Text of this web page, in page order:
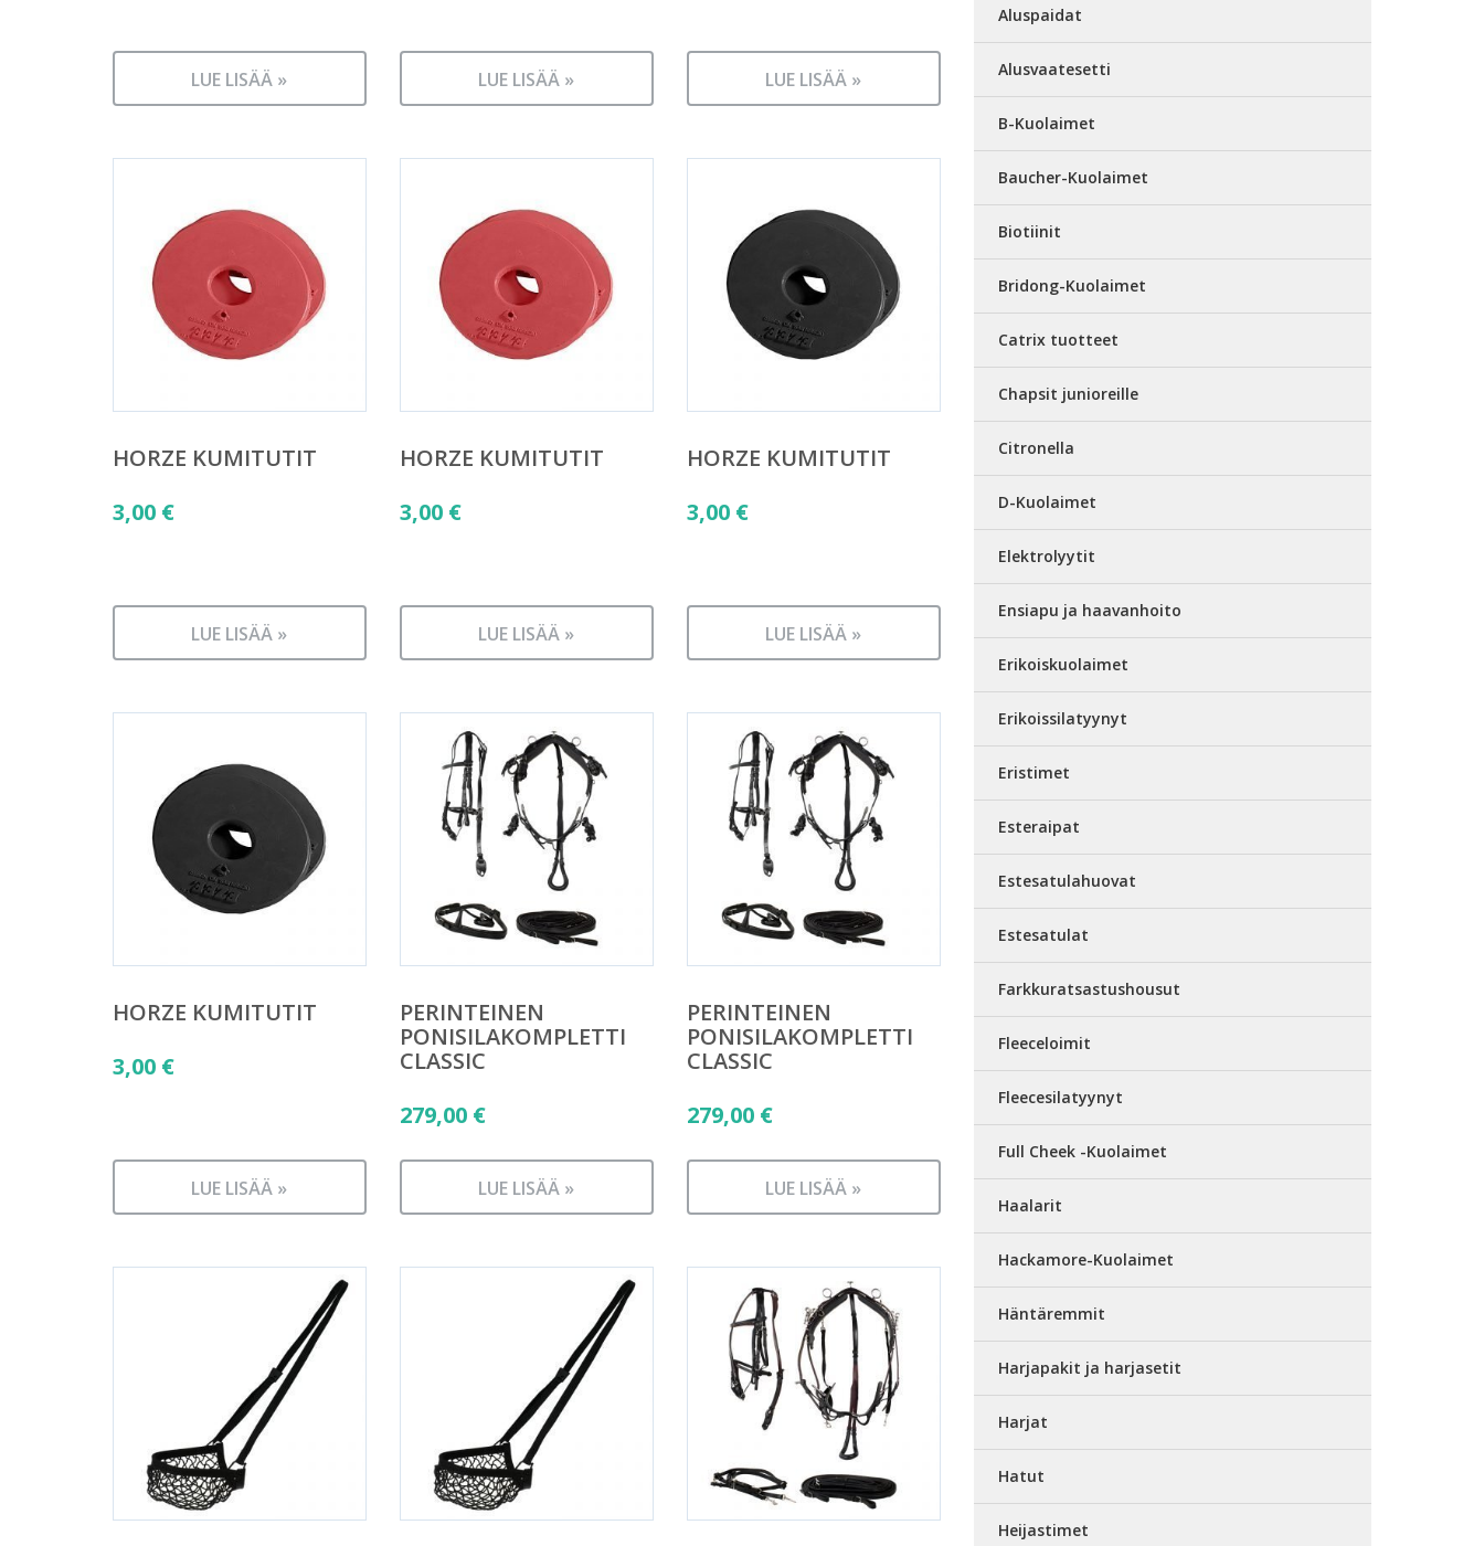
LUE LISÄÄ » LUE LISÄÄ » LUE LISÄÄ »
HORZE KUMITUTIT
3,00 €
LUE LISÄÄ »
HORZE KUMITUTIT
3,00 €
LUE LISÄÄ »
HORZE KUMITUTIT
3,00 €
LUE LISÄÄ »
HORZE KUMITUTIT
3,00 €
LUE LISÄÄ »
PERINTEINEN
PONISILAKOMPLETTI
CLASSIC
279,00 €
LUE LISÄÄ »
PERINTEINEN
PONISILAKOMPLETTI
CLASSIC
279,00 €
LUE LISÄÄ »
Aluspaidat
Alusvaatesetti
B-Kuolaimet
Baucher-Kuolaimet
Biotiinit
Bridong-Kuolaimet
Catrix tuotteet
Chapsit junioreille
Citronella
D-Kuolaimet
Elektrolyytit
Ensiapu ja haavanhoito
Erikoiskuolaimet
Erikoissilatyynyt
Eristimet
Esteraipat
Estesatulahuovat
Estesatulat
Farkkuratsastushousut
Fleeceloimit
Fleecesilatyynyt
Full Cheek -Kuolaimet
Haalarit
Hackamore-Kuolaimet
Häntäremmit
Harjapakit ja harjasetit
Harjat
Hatut
Heijastimet